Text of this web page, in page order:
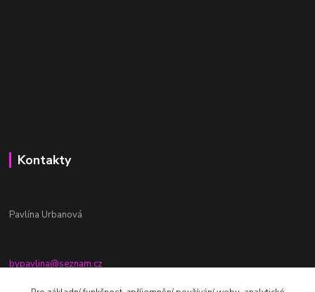
Kontakty
Pavlína Urbanová
bypavlina@seznam.cz
+420774917196